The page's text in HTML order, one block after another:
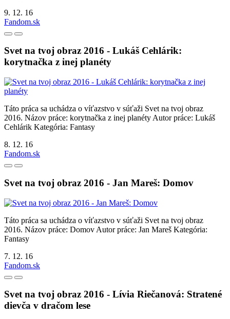
9. 12. 16
Fandom.sk
Svet na tvoj obraz 2016 - Lukáš Cehlárik:
korytnačka z inej planéty
Táto práca sa uchádza o víťazstvo v súťaži Svet na tvoj obraz
2016. Názov práce: korytnačka z inej planéty Autor práce: Lukáš
Cehlárik Kategória: Fantasy
8. 12. 16
Fandom.sk
Svet na tvoj obraz 2016 - Jan Mareš: Domov
Táto práca sa uchádza o víťazstvo v súťaži Svet na tvoj obraz
2016. Názov práce: Domov Autor práce: Jan Mareš Kategória:
Fantasy
7. 12. 16
Fandom.sk
Svet na tvoj obraz 2016 - Lívia Riečanová: Stratené
dievča v dračom lese